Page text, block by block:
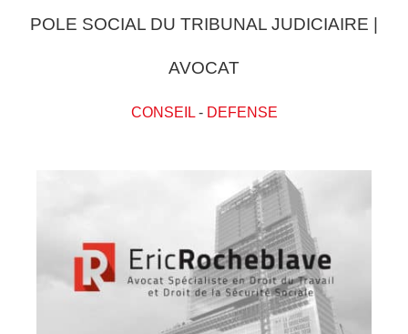
POLE SOCIAL DU TRIBUNAL JUDICIAIRE |
AVOCAT
CONSEIL- DEFENSE